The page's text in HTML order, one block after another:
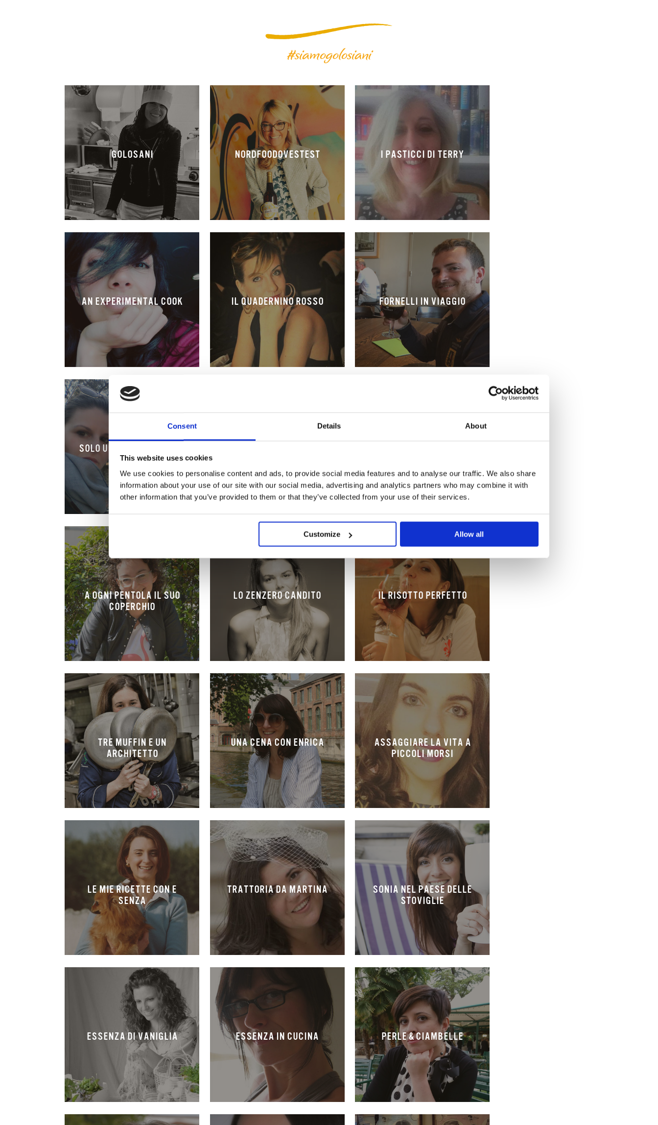
Consent Details About
This website uses cookies
We use cookies to personalise content and ads, to provide social media features and to analyse our traffic. We also share
information about your use of our site with our social media, advertising and analytics partners who may combine it with
other information that you’ve provided to them or that they’ve collected from your use of their services.
Customize Allow all
#siamogolosiani
GOLOSANI NORDFOODOVESTEST I PASTICCI DI TERRY
AN EXPERIMENTAL COOK IL QUADERNINO ROSSO FORNELLI IN VIAGGIO
SOLO UN CHICCO DI CAFFÈ
A OGNI PENTOLA IL SUO
COPERCHIO
LO ZENZERO CANDITO IL RISOTTO PERFETTO
TRE MUFFIN E UN
ARCHITETTO
UNA CENA CON ENRICA
ASSAGGIARE LA VITA A
PICCOLI MORSI
LE MIE RICETTE CON E
SENZA
TRATTORIA DA MARTINA
SONIA NEL PAESE DELLE
STOVIGLIE
ESSENZA DI VANIGLIA ESSENZA IN CUCINA PERLE & CIAMBELLE